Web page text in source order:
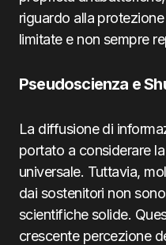
riguardo alla
limitate e non sempre
Pseudoscienza e
La diffusione di
portato a considerare
universale. Tuttavia,
dai sostenitori non
scientifiche solide.
crescente percezione